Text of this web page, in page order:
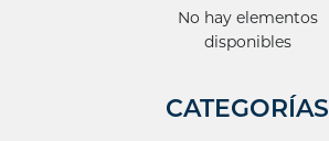
No hay elementos
disponibles
CATEGORÍAS